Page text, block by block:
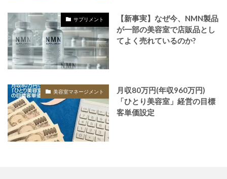
サプリメント
【新事実】なぜ今、NMN製品
が一部の美容室で店販品とし
てよく売れているのか?
美容室マネージメント
月収80万円(年収960万円)
「ひとり美容室」経営の目標
客単価設定